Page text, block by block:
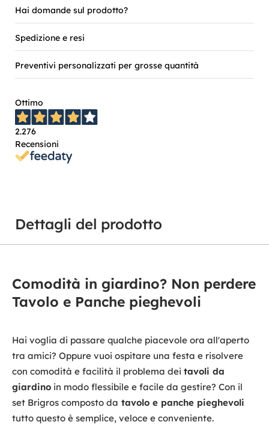
Hai domande sul prodotto?
Spedizione e resi
Preventivi personalizzati per grosse quantità
Ottimo
2.276
Recensioni
Dettagli del prodotto
Comodità in giardino? Non perdere
Tavolo e Panche pieghevoli
Hai voglia di passare qualche piacevole ora all'aperto
tra amici? Oppure vuoi ospitare una festa e risolvere
con comodità e facilità il problema dei tavoli da
giardino in modo flessibile e facile da gestire? Con il
set Brigros composto da tavolo e panche pieghevoli
tutto questo è semplice, veloce e conveniente.